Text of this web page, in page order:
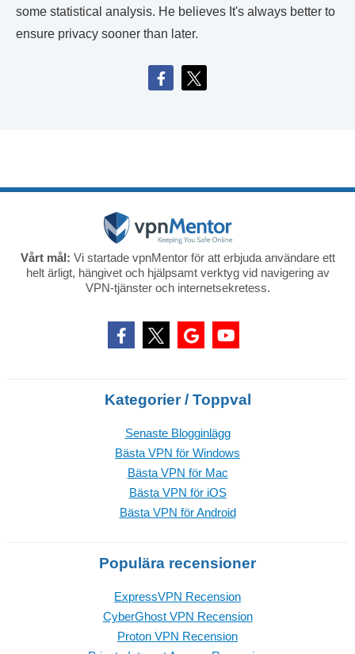
some statistical analysis. He believes It's always better to
ensure privacy sooner than later.
Vårt mål: Vi startade vpnMentor för att erbjuda användare ett
helt ärligt, hängivet och hjälpsamt verktyg vid navigering av
VPN-tjänster och internetsekretess.
Kategorier / Toppval
Senaste Blogginlägg
Bästa VPN för Windows
Bästa VPN för Mac
Bästa VPN för iOS
Bästa VPN för Android
Populära recensioner
ExpressVPN Recension
CyberGhost VPN Recension
Proton VPN Recension